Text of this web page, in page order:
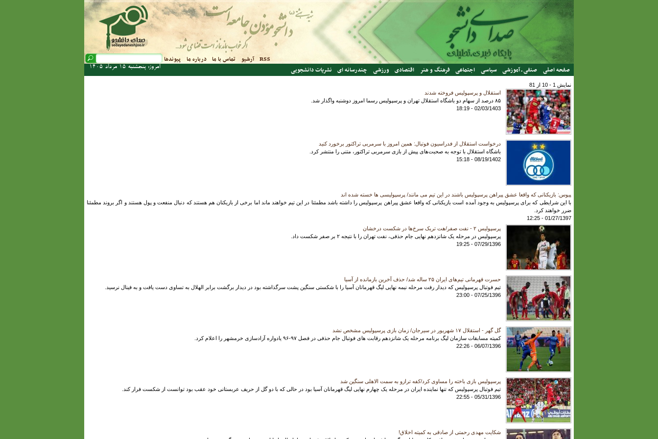
فرم جستجو
جستجو RSS آرشیو تماس با ما درباره ما پیوندها
صفحه اصلی صنفی ـ آموزشی سیاسی اجتماعی فرهنگ و هنر اقتصادی ورزشی چندرسانه ای نشریات دانشجویی امروز: پنجشنبه 15 مرداد 1405
نمایش 1 - 10 از 81
استقلال و پرسپولیس فروخته شدند
۸۵ درصد از سهام دو باشگاه استقلال تهران و پرسپولیس رسما امروز دوشنبه واگذار شد.
02/03/1403 - 18:19
درخواست استقلال از فدراسیون فوتبال: همین امروز با سرمربی تراکتور برخورد کنید
باشگاه استقلال با توجه به صحبت‌های پیش از بازی سرمربی تراکتور، متنی را منتشر کرد.
08/19/1402 - 15:18
پیوس: بازیکنانی که واقعا عشق پیراهن پرسپولیس باشند در این تیم می مانند/ پرسپولیسی ها خسته شده اند
با این شرایطی که برای پرسپولیس به وجود آمده است بازیکنانی که واقعا عشق پیراهن پرسپولیس را داشته باشد مطمئنا در این تیم خواهند ماند اما برخی از بازیکنان هم هستند که دنبال منفعت و پول هستند و اگر بروند مطمئنا
ضرر خواهند کرد.
01/27/1397 - 12:25
پرسپولیس ۲ - نفت صفر/هت تریک سرخ‌ها در شکست درخشان
پرسپولیس در مرحله یک شانزدهم نهایی جام حذفی، نفت تهران را با نتیجه ۲ بر صفر شکست داد.
07/29/1396 - 19:25
حسرت قهرمانی تیم‌های ایران ۲۵ ساله شد/ حذف آخرین بازمانده از آسیا
تیم فوتبال پرسپولیس که دیدار رفت مرحله نیمه نهایی لیگ قهرمانان آسیا را با شکستی سنگین پشت سرگذاشته بود در دیدار برگشت برابر الهلال به تساوی دست یافت و به فینال نرسید.
07/25/1396 - 23:00
گل گهر - استقلال ۱۷ شهریور در سیرجان/ زمان بازی پرسپولیس مشخص نشد
کمیته مسابقات سازمان لیگ برنامه مرحله یک شانزدهم رقابت های فوتبال جام حذفی در فصل ۹۷-۹۶ یادواره آزادسازی خرمشهر را اعلام کرد.‏
06/07/1396 - 22:26
پرسپولیس بازی باخته را مساوی کرد/کفه ترازو به سمت الاهلی سنگین شد
تیم فوتبال پرسپولیس که تنها نماینده ایران در مرحله یک چهارم نهایی لیگ قهرمانان آسیا بود در حالی که با دو گل از حریف عربستانی خود عقب بود توانست از شکست فرار کند.
05/31/1396 - 22:55
شکایت مهدی رحمتی از صادقی به کمیته اخلاق!